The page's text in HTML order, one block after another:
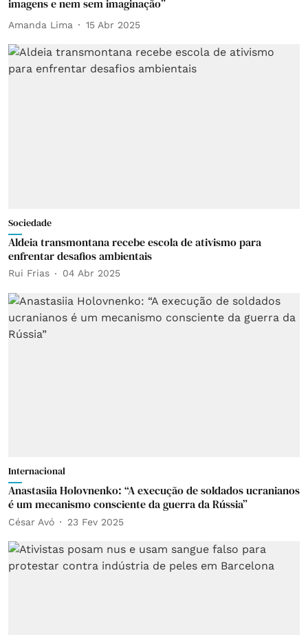
imagens e nem sem imaginação”
Amanda Lima 15 Abr 2025
Sociedade
Aldeia transmontana recebe escola de ativismo para
enfrentar desafios ambientais
Rui Frias 04 Abr 2025
Internacional
Anastasiia Holovnenko: “A execução de soldados ucranianos
é um mecanismo consciente da guerra da Rússia”
César Avó 23 Fev 2025